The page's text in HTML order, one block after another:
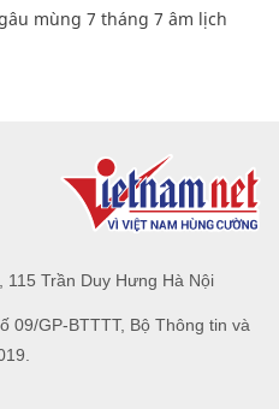
mùng 7 tháng 7 âm lịch
Trần Duy Hưng Hà Nội
09/GP-BTTTT, Bộ Thông tin và